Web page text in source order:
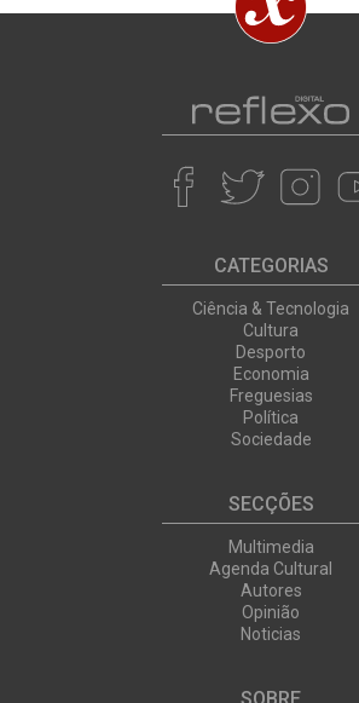
CATEGORIAS
Ciência & Tecnologia
Cultura
Desporto
Economia
Freguesias
Política
Sociedade
SECÇÕES
Multimedia
Agenda Cultural
Autores
Opinião
Noticias